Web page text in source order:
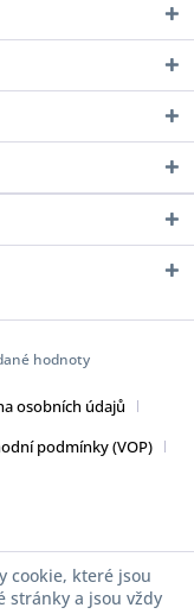
hodnoty
osobních údajů
podmínky (VOP)
cookie, které jsou
stránky a jsou vždy